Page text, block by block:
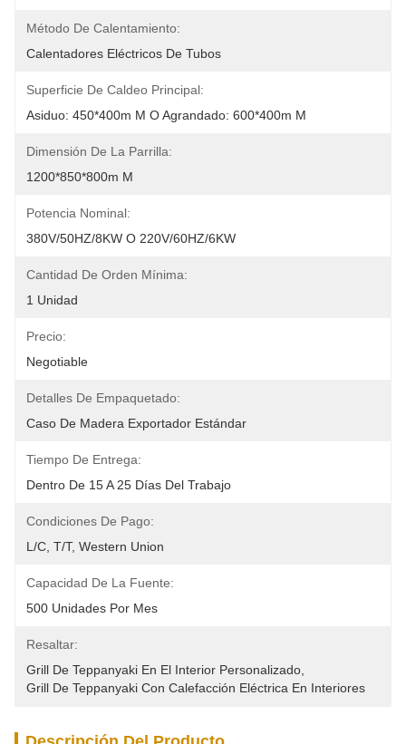
Método De Calentamiento:
Calentadores Eléctricos De Tubos
Superficie De Caldeo Principal:
Asiduo: 450*400m M O Agrandado: 600*400m M
Dimensión De La Parrilla:
1200*850*800m M
Potencia Nominal:
380V/50HZ/8KW O 220V/60HZ/6KW
Cantidad De Orden Mínima:
1 Unidad
Precio:
Negotiable
Detalles De Empaquetado:
Caso De Madera Exportador Estándar
Tiempo De Entrega:
Dentro De 15 A 25 Días Del Trabajo
Condiciones De Pago:
L/C, T/T, Western Union
Capacidad De La Fuente:
500 Unidades Por Mes
Resaltar:
Grill De Teppanyaki En El Interior Personalizado
Grill De Teppanyaki Con Calefacción Eléctrica En Interiores